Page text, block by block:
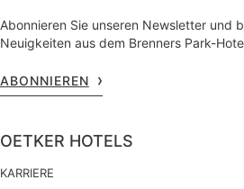
Abonnieren Sie unseren Newsletter und
Neuigkeiten aus dem Brenners Park-
ABONNIEREN
OETKER HOTELS
KARRIERE